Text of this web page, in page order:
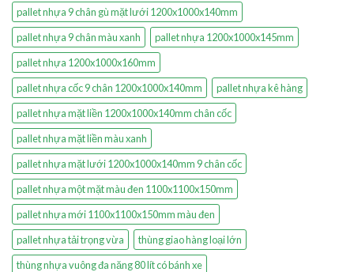
pallet nhựa 9 chân gù mặt lưới 1200x1000x140mm
pallet nhựa 9 chân màu xanh
pallet nhựa 1200x1000x145mm
pallet nhựa 1200x1000x160mm
pallet nhựa cốc 9 chân 1200x1000x140mm
pallet nhựa kê hàng
pallet nhựa mặt liền 1200x1000x140mm chân cốc
pallet nhựa mặt liền màu xanh
pallet nhựa mặt lưới 1200x1000x140mm 9 chân cốc
pallet nhựa một mặt màu đen 1100x1100x150mm
pallet nhựa mới 1100x1100x150mm màu đen
pallet nhựa tải trọng vừa
thùng giao hàng loại lớn
thùng nhựa vuông đa năng 80 lít có bánh xe